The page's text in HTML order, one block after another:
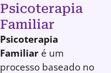
Psicoterapia
Familiar
Psicoterapia
Familiar é um
processo baseado no